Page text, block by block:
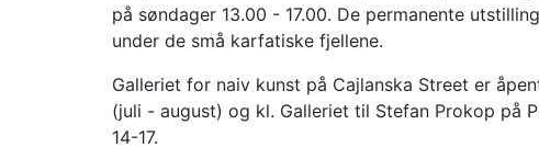
på søndager 13.00 - 17.00. De permanente
under de små karfatiske fjellene.
Galleriet for naiv kunst på Cajlanska Street er
(juli - august) og kl. Galleriet til Stefan Prokop på
14-17.